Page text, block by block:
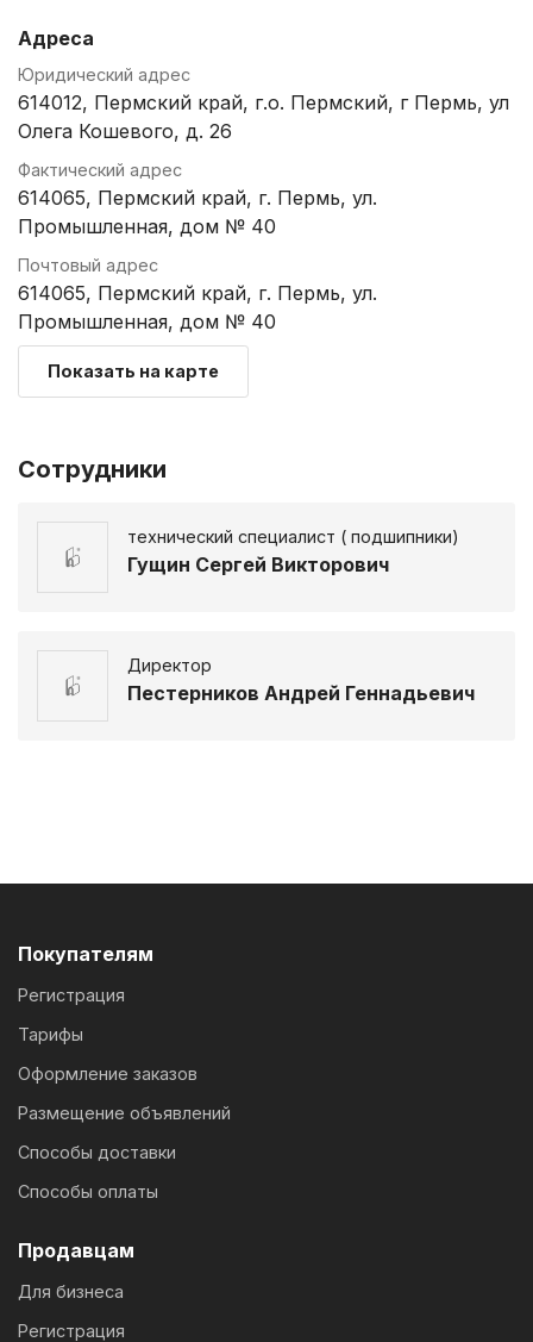
Адреса
Юридический адрес
614012, Пермский край, г.о. Пермский, г Пермь, ул
Олега Кошевого, д. 26
Фактический адрес
614065, Пермский край, г. Пермь, ул.
Промышленная, дом № 40
Почтовый адрес
614065, Пермский край, г. Пермь, ул.
Промышленная, дом № 40
Показать на карте
Сотрудники
технический специалист ( подшипники)
Гущин Сергей Викторович
Директор
Пестерников Андрей Геннадьевич
Покупателям
Регистрация
Тарифы
Оформление заказов
Размещение объявлений
Способы доставки
Способы оплаты
Продавцам
Для бизнеса
Регистрация